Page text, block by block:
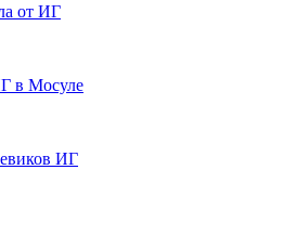
от ИГ
в Мосуле
ИГ